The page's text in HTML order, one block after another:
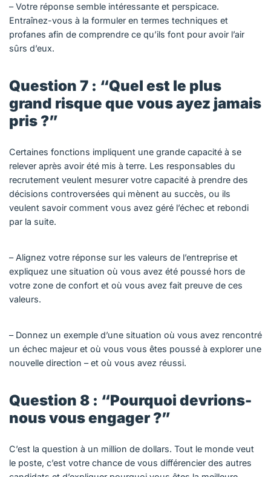
– Votre réponse semble intéressante et perspicace.
Entraînez-vous à la formuler en termes techniques et
profanes afin de comprendre ce qu’ils font pour avoir l’air
sûrs d’eux.
Question 7 : “Quel est le plus
grand risque que vous ayez jamais
pris ?”
Certaines fonctions impliquent une grande capacité à se
relever après avoir été mis à terre. Les responsables du
recrutement veulent mesurer votre capacité à prendre des
décisions controversées qui mènent au succès, ou ils
veulent savoir comment vous avez géré l’échec et rebondi
par la suite.
– Alignez votre réponse sur les valeurs de l’entreprise et
expliquez une situation où vous avez été poussé hors de
votre zone de confort et où vous avez fait preuve de ces
valeurs.
– Donnez un exemple d’une situation où vous avez rencontré
un échec majeur et où vous vous êtes poussé à explorer une
nouvelle direction – et où vous avez réussi.
Question 8 : “Pourquoi devrions-
nous vous engager ?”
C’est la question à un million de dollars. Tout le monde veut
le poste, c’est votre chance de vous différencier des autres